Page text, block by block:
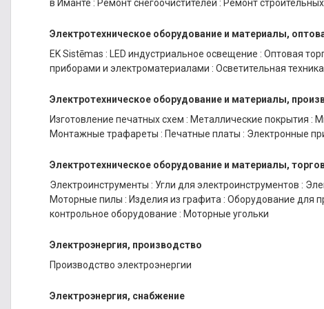
в Иманте : Ремонт снегоочистителей : Ремонт
Электротехническое оборудование и материалы,
EK Sistēmas : LED индустриальное освещение : Оптовая
приборами и электроматериалами : Осветительная техника
Электротехническое оборудование и материалы,
Изготовление печатных схем : Металлические покрытия :
Монтажные трафареты : Печатные платы : Электронные
Электротехническое оборудование и материалы,
Электроинструменты : Угли для электроинструментов :
Моторные пилы : Изделия из графита : Оборудование для
контрольное оборудование : Моторные угольки
Электроэнергия, производство
Производство электроэнергии
Электроэнергия, снабжение